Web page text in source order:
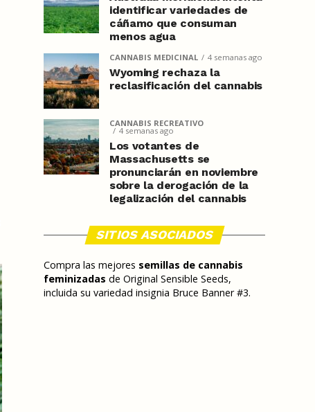
identificar variedades de
cáñamo que consuman
menos agua
CANNABIS MEDICINAL 4 semanas ago
Wyoming rechaza la
reclasificación del cannabis
CANNABIS RECREATIVO
4 semanas ago
Los votantes de
Massachusetts se
pronunciarán en noviembre
sobre la derogación de la
legalización del cannabis
SITIOS ASOCIADOS
Compra las mejores semillas de cannabis
feminizadas de Original Sensible Seeds,
incluida su variedad insignia Bruce Banner #3.